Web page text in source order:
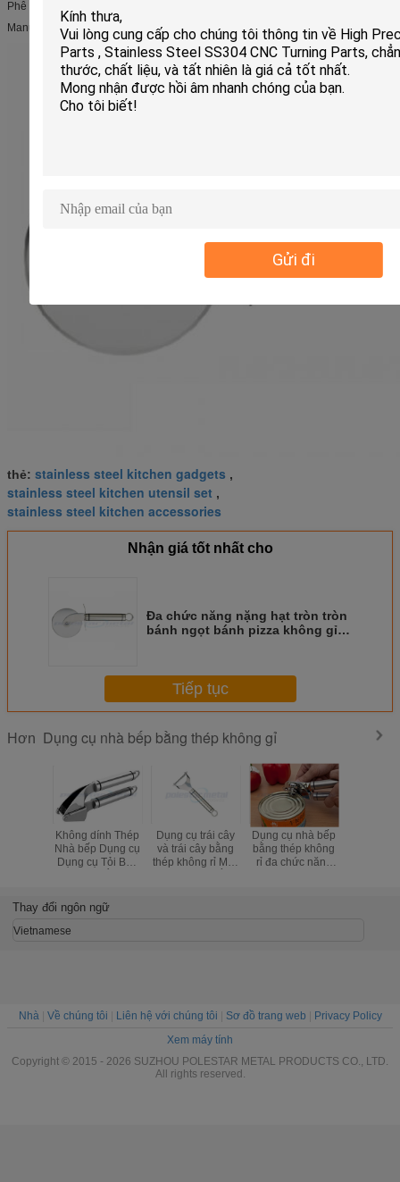
Gửi đi
Phê duyệt quốc tế
Manuafacturer giàu kinh nghiệm
thẻ: stainless steel kitchen gadgets ,
stainless steel kitchen utensil set ,
stainless steel kitchen accessories
Nhận giá tốt nhất cho
Đa chức năng nặng hạt tròn tròn
bánh ngọt bánh pizza không gỉ
Tiếp tục
Hơn Dụng cụ nhà bếp bằng thép không gỉ
Không dính Thép
Nhà bếp Dụng cụ
Dụng cụ Tỏi Báo
Dụng cụ trái cây
và trái cây bằng
thép không rỉ Máy
Dụng cụ nhà bếp
bằng thép không
rỉ đa chức năng
Thay đổi ngôn ngữ
Vietnamese
Nhà| Về chúng tôi Liên hệ với chúng tôi Sơ đồ trang web
Privacy Policy
Xem máy tính
Copyright © 2015 - 2026 SUZHOU POLESTAR METAL PRODUCTS CO., LTD.
All rights reserved.